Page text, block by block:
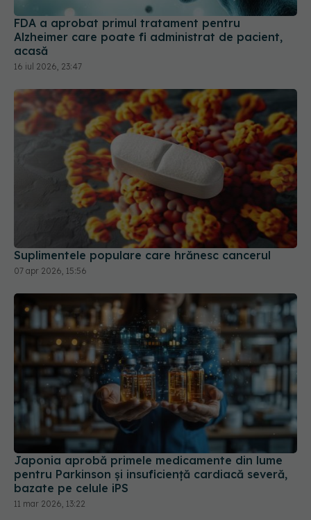
16 iul 2026, 23:47
Suplimentele populare care hrănesc cancerul
07 apr 2026, 15:56
Japonia aprobă primele medicamente din lume
pentru Parkinson și insuficiență cardiacă severă,
bazate pe celule iPS
11 mar 2026, 13:22